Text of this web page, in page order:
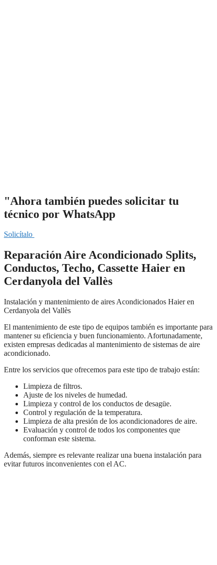
"Ahora también puedes solicitar tu
técnico por WhatsApp
Solicítalo
Reparación Aire Acondicionado Splits,
Conductos, Techo, Cassette Haier en
Cerdanyola del Vallès
Instalación y mantenimiento de aires Acondicionados Haier en
Cerdanyola del Vallès
El mantenimiento de este tipo de equipos también es importante para
mantener su eficiencia y buen funcionamiento. Afortunadamente,
existen empresas dedicadas al mantenimiento de sistemas de aire
acondicionado.
Entre los servicios que ofrecemos para este tipo de trabajo están:
Limpieza de filtros.
Ajuste de los niveles de humedad.
Limpieza y control de los conductos de desagüe.
Control y regulación de la temperatura.
Limpieza de alta presión de los acondicionadores de aire.
Evaluación y control de todos los componentes que
conforman este sistema.
Además, siempre es relevante realizar una buena instalación para
evitar futuros inconvenientes con el AC.